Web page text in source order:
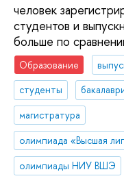
человек
студентов и
больше по
Образование
студенты
магистратура
олимпиада «Высшая
олимпиады НИУ ВШЭ